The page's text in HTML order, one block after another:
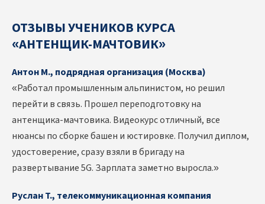
ОТЗЫВЫ УЧЕНИКОВ КУРСА
«АНТЕНЩИК-МАЧТОВИК»
Антон М., подрядная организация (Москва)
«Работал промышленным альпинистом, но решил
перейти в связь. Прошел переподготовку на
антенщика-мачтовика. Видеокурс отличный, все
нюансы по сборке башен и юстировке. Получил диплом,
удостоверение, сразу взяли в бригаду на
развертывание 5G. Зарплата заметно выросла.»
Руслан Т., телекоммуникационная компания